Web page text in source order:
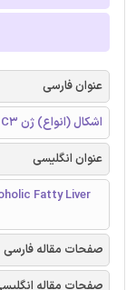
عنوان فارسی
اشکال (انواع) ژن C3 آپولیپو پروتئین در بیماری کبد چرب غیر الکلی
عنوان انگلیسی
Fatty Liver
صفحات مقاله فارسی